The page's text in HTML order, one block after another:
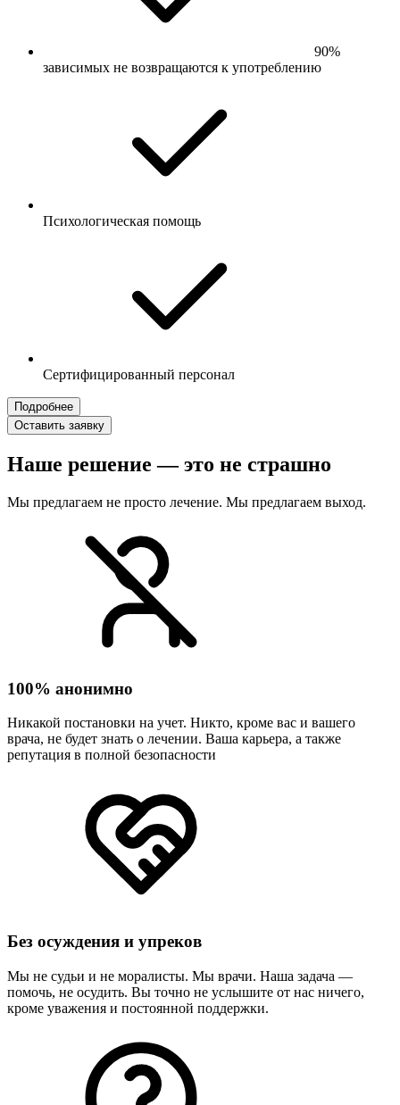
90%
зависимых не возвращаются к употреблению
Психологическая помощь
Сертифицированный персонал
Подробнее
Оставить заявку
Наше решение — это не страшно
Мы предлагаем не просто лечение. Мы предлагаем выход.
100% анонимно
Никакой постановки на учет. Никто, кроме вас и вашего
врача, не будет знать о лечении. Ваша карьера, а также
репутация в полной безопасности
Без осуждения и упреков
Мы не судьи и не моралисты. Мы врачи. Наша задача —
помочь, не осудить. Вы точно не услышите от нас ничего,
кроме уважения и постоянной поддержки.